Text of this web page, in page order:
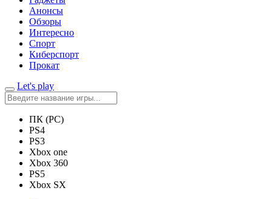
Анонсы
Обзоры
Интересно
Спорт
Киберспорт
Прокат
Let's play
ПК (PC)
PS4
PS3
Xbox one
Xbox 360
PS5
Xbox SX